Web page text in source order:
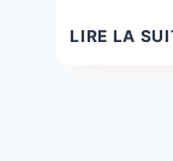
LIRE LA